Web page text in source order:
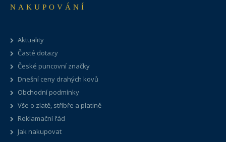
NAKUPOVÁNÍ
Aktuality
Časté dotazy
České puncovní značky
Dnešní ceny drahých kovů
Obchodní podmínky
Vše o zlatě, stříbře a platině
Reklamační řád
Jak nakupovat